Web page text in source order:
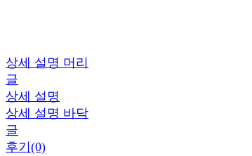
상세 설명 머리
글
상세 설명
상세 설명 바닥
글
후기(0)